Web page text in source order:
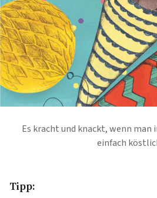
Es kracht und knackt, wenn man
einfach
Tipp: